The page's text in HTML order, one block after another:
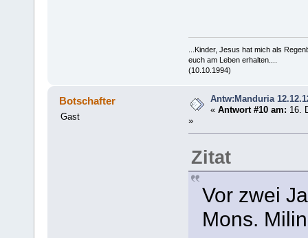
...Kinder, Jesus hat mich als
euch am Leben erhalten....
(10.10.1994)
Botschafter
Gast
Antw:Manduria
«Antwort #10 am: 16.
»
Zitat
Vor zwei
Mons.